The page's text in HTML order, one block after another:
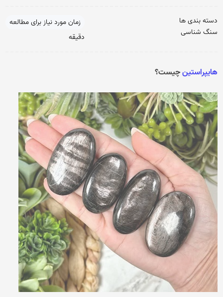
دسته بندی ها
سنگ شناسی
زمان مورد نیاز برای مطالعه
دقیقه
هایپراستینچیست؟